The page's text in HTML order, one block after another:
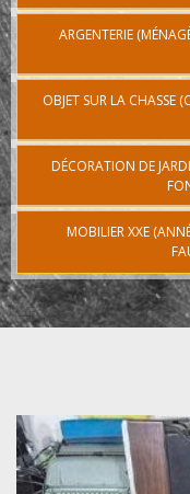
ARGENTERIE
OBJET SUR LA CHASSE
DÉCORATION DE
MOBILIER XXE